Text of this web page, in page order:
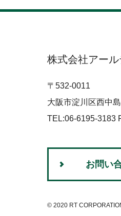
株式会社アール
〒532-0011
大阪市淀川区西中
TEL:06-6195-3183
お問い
© 2020 RT